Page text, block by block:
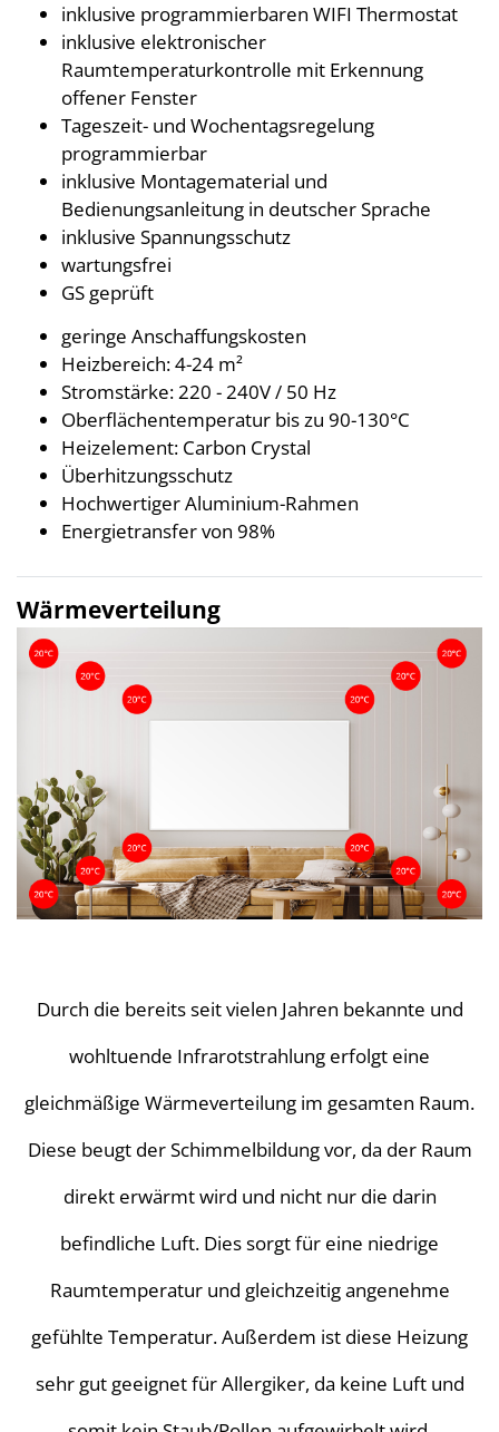
inklusive programmierbaren WIFI Thermostat
inklusive elektronischer
Raumtemperaturkontrolle mit Erkennung
offener Fenster
Tageszeit- und Wochentagsregelung
programmierbar
inklusive Montagematerial und
Bedienungsanleitung in deutscher Sprache
inklusive Spannungsschutz
wartungsfrei
GS geprüft
geringe Anschaffungskosten
Heizbereich: 4-24 m²
Stromstärke: 220 - 240V / 50 Hz
Oberflächentemperatur bis zu 90-130°C
Heizelement: Carbon Crystal
Überhitzungsschutz
Hochwertiger Aluminium-Rahmen
Energietransfer von 98%
Wärmeverteilung
Durch die bereits seit vielen Jahren bekannte und
wohltuende Infrarotstrahlung erfolgt eine
gleichmäßige Wärmeverteilung im gesamten Raum.
Diese beugt der Schimmelbildung vor, da der Raum
direkt erwärmt wird und nicht nur die darin
befindliche Luft. Dies sorgt für eine niedrige
Raumtemperatur und gleichzeitig angenehme
gefühlte Temperatur. Außerdem ist diese Heizung
sehr gut geeignet für Allergiker, da keine Luft und